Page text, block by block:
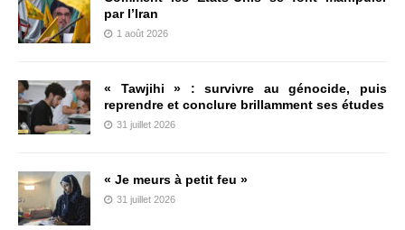
par l’Iran
1 août 2026
« Tawjihi » : survivre au génocide, puis
reprendre et conclure brillamment ses études
31 juillet 2026
« Je meurs à petit feu »
31 juillet 2026